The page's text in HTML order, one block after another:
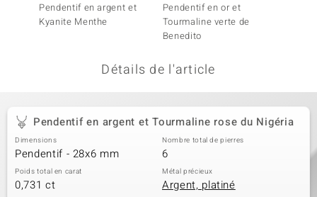
Pendentif en argent et
Kyanite Menthe
Pendentif en or et
Tourmaline verte de
Benedito
Détails de l'article
Pendentif en argent et Tourmaline rose du Nigéria
Dimensions
Pendentif - 28x6 mm
Nombre total de pierres
6
Poids total en carat
0,731 ct
Métal précieux
Argent, platiné